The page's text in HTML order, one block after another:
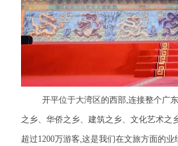
开平位于大湾区的西部,连接整个广
之乡、华侨之乡、建筑之乡、文化艺术之
超过1200万游客,这是我们在文旅方面的业